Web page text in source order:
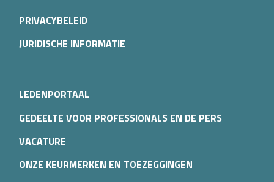
PRIVACYBELEID
JURIDISCHE INFORMATIE
LEDENPORTAAL
GEDEELTE VOOR PROFESSIONALS EN DE PERS
VACATURE
ONZE KEURMERKEN EN TOEZEGGINGEN